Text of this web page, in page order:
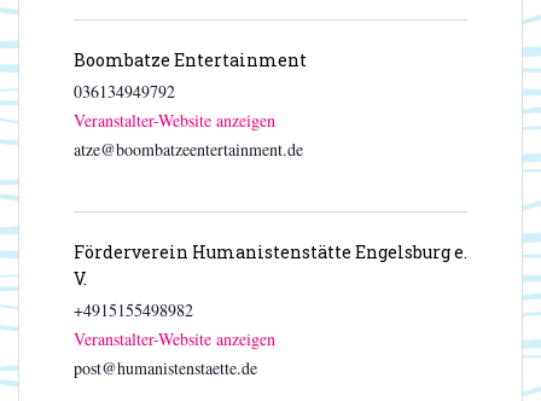
Boombatze Entertainment
036134949792
Veranstalter-Website anzeigen
atze@boombatzeentertainment.de
Förderverein Humanistenstätte Engelsburg e.
V.
+4915155498982
Veranstalter-Website anzeigen
post@humanistenstaette.de